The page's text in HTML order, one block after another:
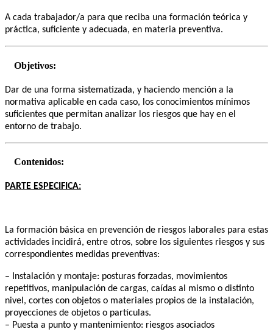
A cada trabajador/a para que reciba una formación teórica y
práctica, suficiente y adecuada, en materia preventiva.
Objetivos:
Dar de una forma sistematizada, y haciendo mención a la
normativa aplicable en cada caso, los conocimientos mínimos
suficientes que permitan analizar los riesgos que hay en el
entorno de trabajo.
Contenidos:
PARTE ESPECIFICA:
La formación básica en prevención de riesgos laborales para estas
actividades incidirá, entre otros, sobre los siguientes riesgos y sus
correspondientes medidas preventivas:
– Instalación y montaje: posturas forzadas, movimientos
repetitivos, manipulación de cargas, caídas al mismo o distinto
nivel, cortes con objetos o materiales propios de la instalación,
proyecciones de objetos o partículas.
– Puesta a punto y mantenimiento: riesgos asociados